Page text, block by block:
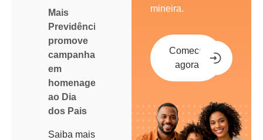
Mais
Previdência
promove
campanha
em
homenagem
ao Dia
dos Pais
Saiba mais
mineira.
Comece
agora